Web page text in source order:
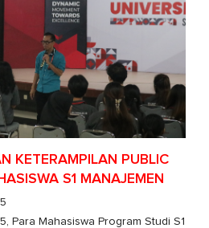
KETERAMPILAN PUBLIC
S1 MANAJEMEN
Para Mahasiswa Program Studi S1